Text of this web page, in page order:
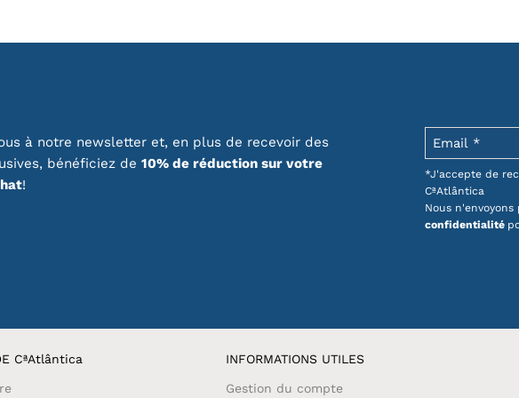
à notre newsletter et, en plus de recevoir des
bénéficiez de 10% de réduction sur votre
!
*J'accepte de
CªAtlântica
Nous
confidentialité
CªAtlântica INFORMATIONS UTILES
Gestion du compte